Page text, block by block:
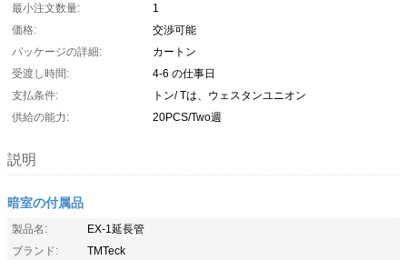
最小注文数量:
1
価格:
交渉可能
パッケージの詳細:
カートン
受渡し時間:
4-6 の仕事日
支払条件:
トン/ Tは、ウェスタンユニオン
供給の能力:
20PCS/Two週
説明
暗室の付属品
製品名:
EX-1延長管
ブランド:
TMTeck